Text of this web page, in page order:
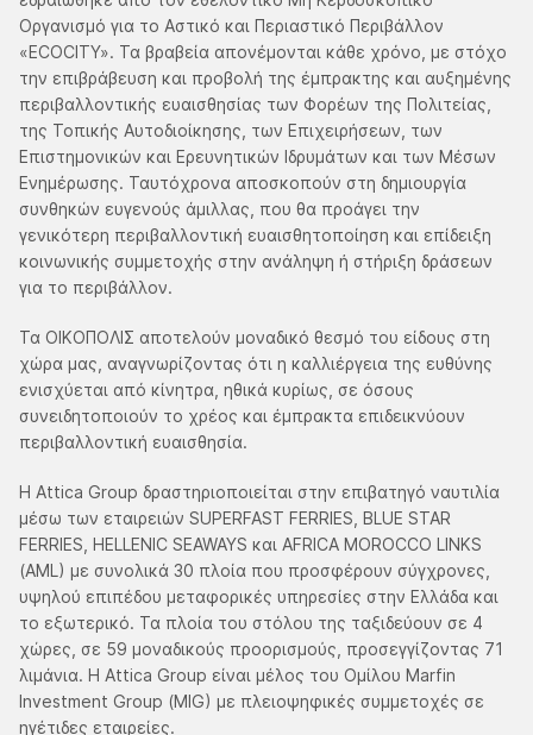
Οργανισμό για το Aστικό και Περιαστικό Περιβάλλον
«ECOCITY». Τα βραβεία απονέμονται κάθε χρόνο, με στόχο
την επιβράβευση και προβολή της έμπρακτης και αυξημένης
περιβαλλοντικής ευαισθησίας των Φορέων της Πολιτείας,
της Τοπικής Αυτοδιοίκησης, των Επιχειρήσεων, των
Επιστημονικών και Ερευνητικών Ιδρυμάτων και των Μέσων
Ενημέρωσης. Ταυτόχρονα αποσκοπούν στη δημιουργία
συνθηκών ευγενούς άμιλλας, που θα προάγει την
γενικότερη περιβαλλοντική ευαισθητοποίηση και επίδειξη
κοινωνικής συμμετοχής στην ανάληψη ή στήριξη δράσεων
για το περιβάλλον.
Τα ΟΙΚΟΠΟΛΙΣ αποτελούν μοναδικό θεσμό του είδους στη
χώρα μας, αναγνωρίζοντας ότι η καλλιέργεια της ευθύνης
ενισχύεται από κίνητρα, ηθικά κυρίως, σε όσους
συνειδητοποιούν το χρέος και έμπρακτα επιδεικνύουν
περιβαλλοντική ευαισθησία.
Η Attica Group δραστηριοποιείται στην επιβατηγό ναυτιλία
μέσω των εταιρειών SUPERFAST FERRIES, BLUE STAR
FERRIES, HELLENIC SEAWAYS και AFRICA MOROCCO LINKS
(AML) με συνολικά 30 πλοία που προσφέρουν σύγχρονες,
υψηλού επιπέδου μεταφορικές υπηρεσίες στην Ελλάδα και
το εξωτερικό. Τα πλοία του στόλου της ταξιδεύουν σε 4
χώρες, σε 59 μοναδικούς προορισμούς, προσεγγίζοντας 71
λιμάνια. Η Attica Group είναι μέλος του Ομίλου Marfin
Investment Group (MIG) με πλειοψηφικές συμμετοχές σε
ηγέτιδες εταιρείες.